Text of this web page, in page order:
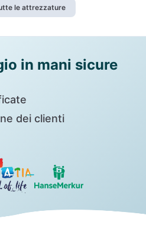
le attrezzature
in mani sicure
dei clienti